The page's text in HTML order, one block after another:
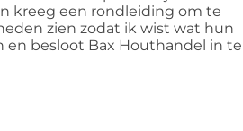
kreeg een rondleiding om te
zien zodat ik wist wat hun
en besloot Bax Houthandel in te